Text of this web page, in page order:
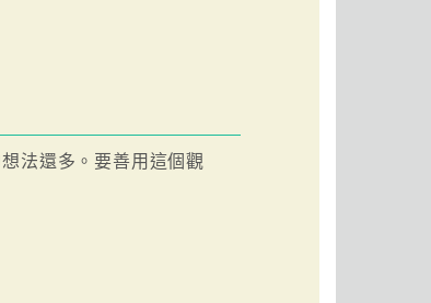
法還多。要善用這個觀